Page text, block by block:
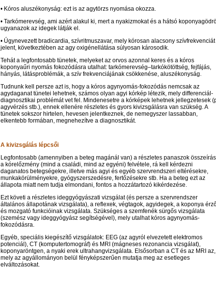
• Kóros aluszékonyság: ezt is az agytörzs nyomása okozza.
• Tarkómerevség, ami azért alakul ki, mert a nyakizmokat és a hátsó
ugyanazok az idegek látják el.
• Úgynevezett bradicardia, szívritmuszavar, mely kórosan alacsony szívfrekvenciát
jelent, következtében az agy oxigénellátása súlyosan károsodik.
Tehát a legfontosabb tünetek, melyeket az orvos azonnal keres és a kóros
koponyaűri nyomás fokozódásra utalhat: tarkómerevség–tarkókötöttség, fejfájás,
hányás, látásproblémák, a szív frekvenciájának csökkenése, aluszékonyság.
Tudnunk kell persze azt is, hogy a kóros agynyomás-fokozódás nemcsak az
agydaganat tünetei lehetnek, számos olyan agyi kórkép létezik, mely differenciál-
diagnosztikai problémát vet fel. Mindenesetre a kórképek lehetnek jellegzetesek
agyvérzés stb.), ennek ellenére részletes és gyors kivizsgálásra van szükség. A
tünetek sokszor hirtelen, hevesen jelentkeznek, de nemegyszer lassabban,
elkentebb formában, megnehezítve a diagnosztikát.
A kivizsgálás lépcsői
Legfontosabb (amennyiben a beteg magánál van) a részletes panaszok
a kórelőzmény (mind a családi, mind az egyéni) felvétele, rá kell kérdezni
daganatos betegségekre, illetve más agyi és egyéb szervrendszeri eltérésekre,
munkakörülményekre, gyógyszerszedésre, fertőzésekre stb. Ha a beteg ezt az
állapota miatt nem tudja elmondani, fontos a hozzátartozó kikérdezése.
Ezt követi a részletes ideggyógyászati vizsgálat (és persze a szervrendszer
általános állapotának vizsgálata), a reflexek, végtagok, agyidegek, a koponya
és mozgató funkcióinak vizsgálata. Szükséges a szemfenék sürgős vizsgálata
(szemész vagy ideggyógyász segítségével), mely utalhat kóros agynyomás-
fokozódásra.
Egyéb, speciális kiegészítő vizsgálatok: EEG (az agyról elvezetett elektromos
potenciál), CT (komputertomográf) és MRI (mágneses rezonancia vizsgálat),
koponyaröntgen, a nyaki erek ultrahangvizsgálata. Elsősorban a CT és az MRI az,
mely az agyállományon belül fényképszerűen mutatja meg az esetleges
elváltozásokat.